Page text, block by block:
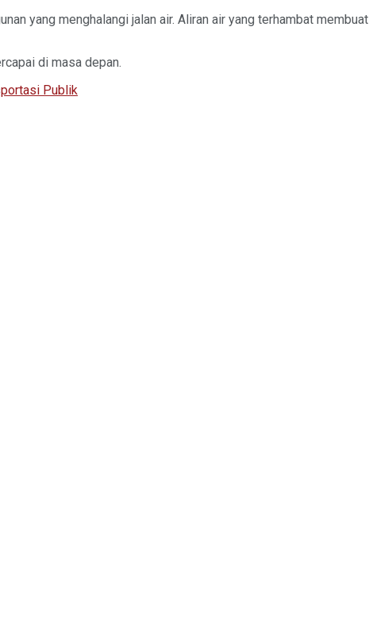
yang menghalangi jalan air. Aliran air yang terhambat membuat
di masa depan.
Publik